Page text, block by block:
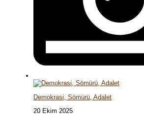
Demokrasi, Sömürü, Adalet
20 Ekim 2025